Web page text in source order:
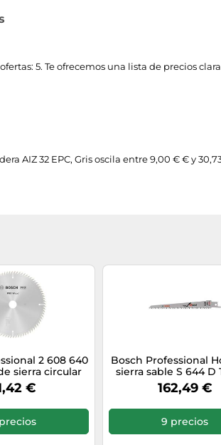
5. Te ofrecemos una lista de precios
AIZ 32 EPC, Gris oscila entre 9,00 € € y
2 608 640
sierra circular
(254 x 30 x 2,5
80)
€
Bosch Professional
sierra sable S 644 D
Wood 150x19x1,25 mm
162,49 €
9 precios